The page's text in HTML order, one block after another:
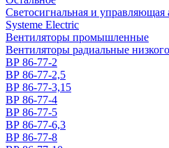
Светосигнальная и управляющая
Systeme Electric
Вентиляторы промышленные
Вентиляторы радиальные
ВР 86-77-2
ВР 86-77-2,5
ВР 86-77-3,15
ВР 86-77-4
ВР 86-77-5
ВР 86-77-6,3
ВР 86-77-8